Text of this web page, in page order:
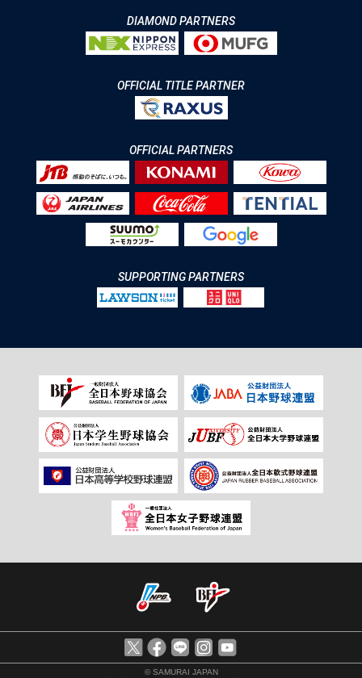
DIAMOND PARTNERS
OFFICIAL TITLE PARTNER
OFFICIAL PARTNERS
SUPPORTING PARTNERS
© SAMURAI JAPAN